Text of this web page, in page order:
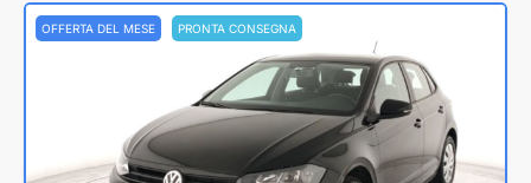
OFFERTA DEL MESE PRONTA CONSEGNA